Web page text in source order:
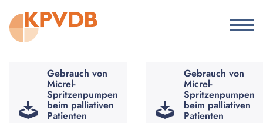
Gebrauch von
Micrel-
Spritzenpumpen
beim palliativen
Patienten
Gebrauch von
Micrel-
Spritzenpumpen
beim palliativen
Patienten